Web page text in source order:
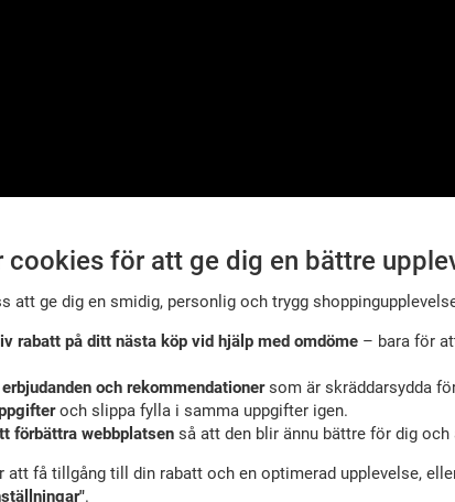
cookies för att ge dig en bättre
att ge dig en smidig, personlig och trygg
rabatt på ditt nästa köp vid hjälp med omdöme– bara för
och rekommendationersom är skräddarsydda
och slippa fylla i samma uppgifter igen.
förbättra webbplatsenså att den blir ännu bättre för dig och
få tillgång till din rabatt och en optimerad upplevelse,
.